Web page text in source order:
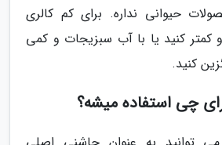
حیوانی نداره. برای کم کالری
کمتر کنید یا با آب سبزیجات و کمی
کنید.
چی استفاده میشه؟